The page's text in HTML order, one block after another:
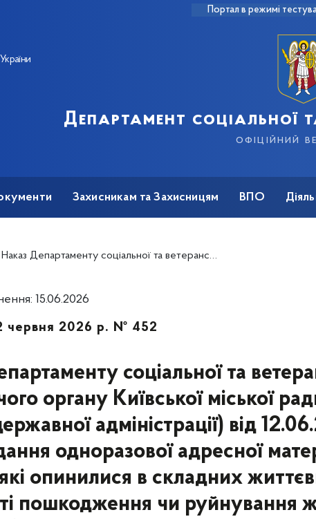
Портал в режимі
Департамент соціальної
офіційний
Захисникам та Захисницям ВПО
Наказ Департаменту соціальної та ветеранської політики виконавчого органу Київської міської ради (Київської міської державної адміністрації) від 12.06.2026 року № 452 "Про надання одноразової адресної матеріальної допомоги киянам, які опинилися в складних життєвих обставинах в результаті пошкодження чи руйнування житлового будинку (квартири) в місті Києві, спричиненого збройною агресією Російської Федерації проти України"
15.06.2026
червня 2026 р. № 452
соціальної та
органу Київської міської
адміністрації) від
одноразової адресної
опинилися в складних
пошкодження чи руйнування